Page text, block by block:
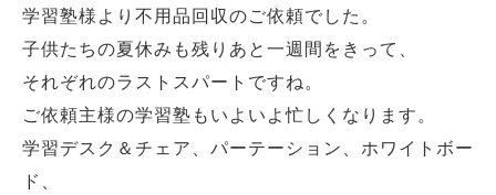
学習塾様より不用品回収のご依頼でした。
子供たちの夏休みも残りあと一週間をきって、
それぞれのラストスパートですね。
ご依頼主様の学習塾もいよいよ忙しくなります。
学習デスク＆チェア、パーテーション、ホワイトボー
ド、